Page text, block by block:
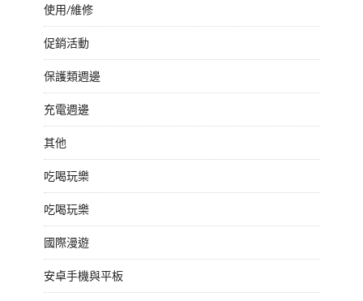
使用/維修
促銷活動
保護類週邊
充電週邊
其他
吃喝玩樂
吃喝玩樂
國際漫遊
安卓手機與平板